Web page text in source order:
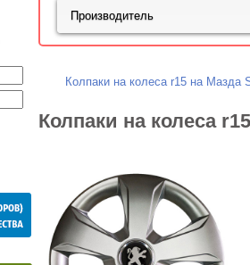
Колпаки на колеса r15 на Мазда
Колпаки на колеса